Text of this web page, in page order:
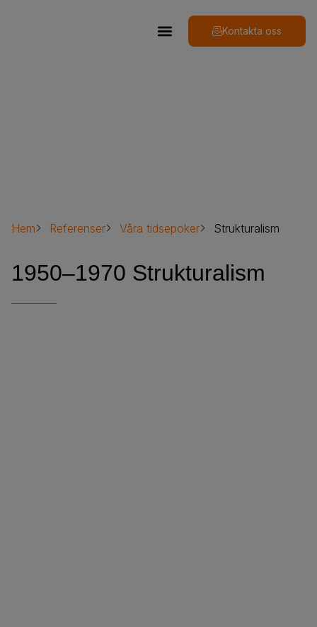
Kontakta oss
Hem Referenser Våra tidsepoker Strukturalism
1950–1970 Strukturalism